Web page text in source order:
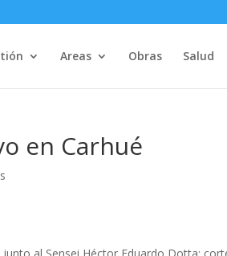
Areas Obras Salud
en Carhué